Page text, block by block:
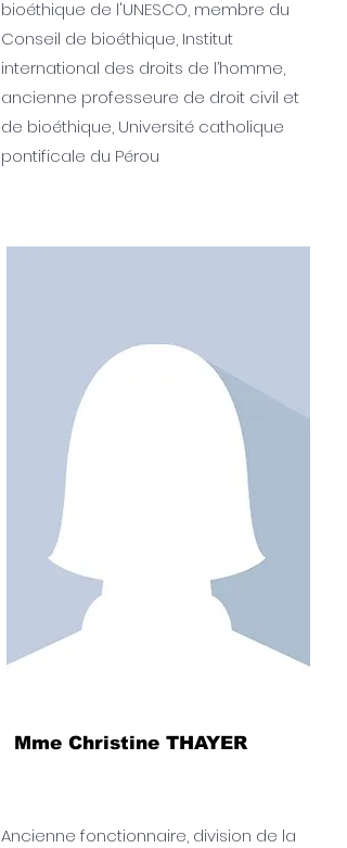
bioéthique de l'UNESCO, membre du
Conseil de bioéthique, Institut
international des droits de l’homme,
ancienne professeure de droit civil et
de bioéthique, Université catholique
pontificale du Pérou
Mme Christine THAYER
Ancienne fonctionnaire, division de la